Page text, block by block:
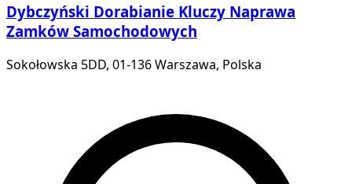
Dybczyński Dorabianie Kluczy Naprawa
Zamków Samochodowych
Sokołowska 5DD, 01-136 Warszawa, Polska